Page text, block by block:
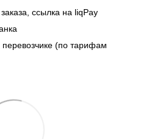
ссылка на liqPay
(по тарифам